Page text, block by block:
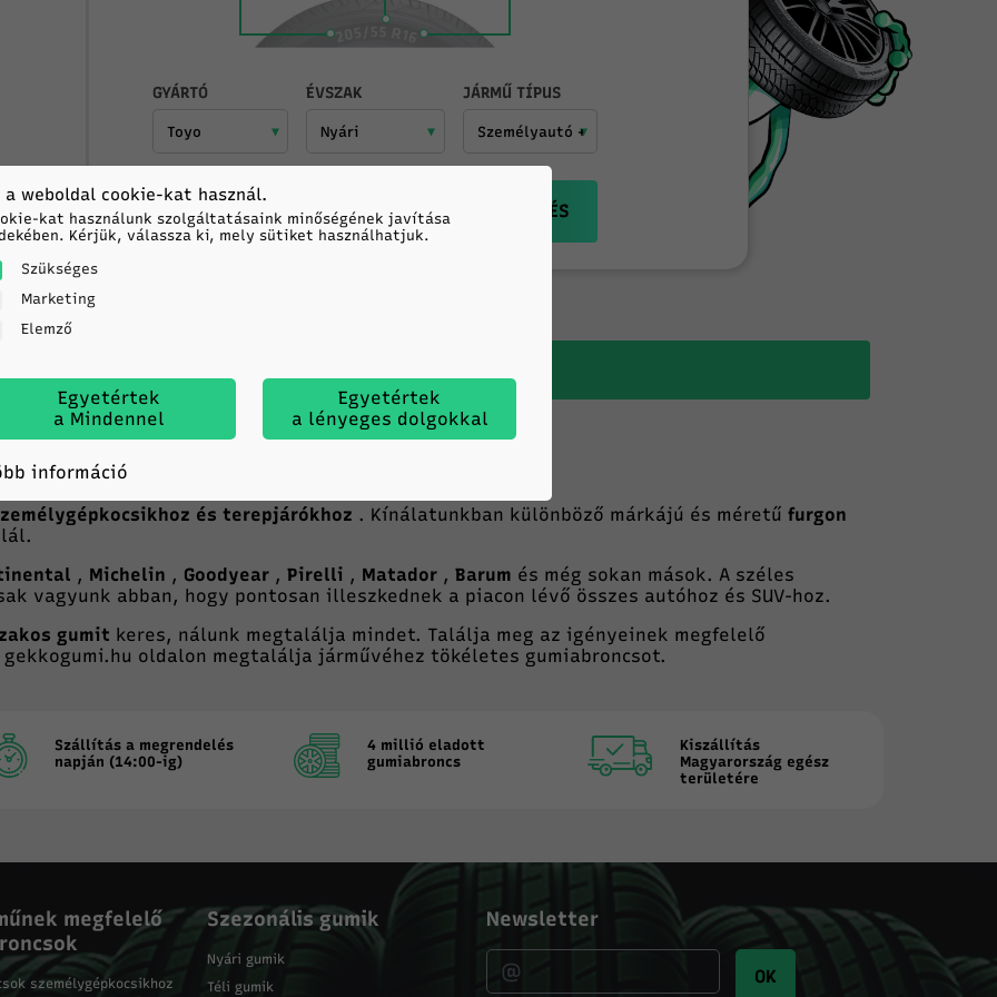
GYÁRTÓ ÉVSZAK JÁRMŰ TÍPUS
2 munkanapon belül
KERESÉS
paramétert:
első számú forrása
és terepjárókhoz . Kínálatunkban különböző márkájú és méretű furgon
, Michelin , Goodyear , Pirelli , Matador , Barum és még sokan mások. A széles
vagyunk abban, hogy pontosan illeszkednek a piacon lévő összes autóhoz és SUV-hoz.
gumit keres, nálunk megtalálja mindet. Találja meg az igényeinek megfelelő
oldalon megtalálja járművéhez tökéletes gumiabroncsot.
a weboldal cookie-kat használ.
kat használunk szolgáltatásaink minőségének javítása
Kérjük, válassza ki, mely sütiket használhatjuk.
Szükséges
Marketing
Elemző
Egyetértek
a Mindennel
Egyetértek
a lényeges dolgokkal
információ
Szállítás a megrendelés
napján (14:00-ig)
4 millió eladott
gumiabroncs
Kiszállítás
Magyarország egész
területére
megfelelő
személygépkocsikhoz
Szezonális gumik
Nyári gumik
Téli gumik
Newsletter
OK